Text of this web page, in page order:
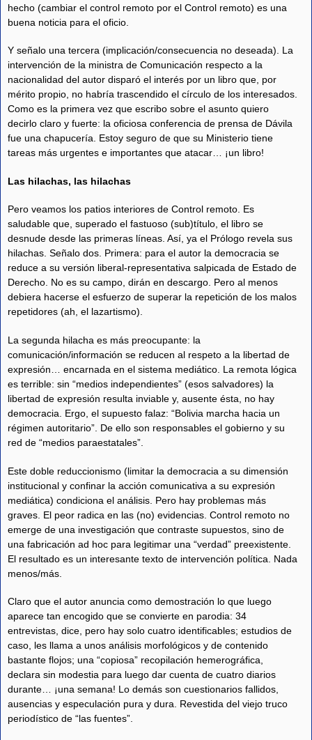
hecho (cambiar el control remoto por el Control remoto) es una
buena noticia para el oficio.
Y señalo una tercera (implicación/consecuencia no deseada). La
intervención de la ministra de Comunicación respecto a la
nacionalidad del autor disparó el interés por un libro que, por
mérito propio, no habría trascendido el círculo de los interesados.
Como es la primera vez que escribo sobre el asunto quiero
decirlo claro y fuerte: la oficiosa conferencia de prensa de Dávila
fue una chapucería. Estoy seguro de que su Ministerio tiene
tareas más urgentes e importantes que atacar… ¡un libro!
Las hilachas, las hilachas
Pero veamos los patios interiores de Control remoto. Es
saludable que, superado el fastuoso (sub)título, el libro se
desnude desde las primeras líneas. Así, ya el Prólogo revela sus
hilachas. Señalo dos. Primera: para el autor la democracia se
reduce a su versión liberal-representativa salpicada de Estado de
Derecho. No es su campo, dirán en descargo. Pero al menos
debiera hacerse el esfuerzo de superar la repetición de los malos
repetidores (ah, el lazartismo).
La segunda hilacha es más preocupante: la
comunicación/información se reducen al respeto a la libertad de
expresión… encarnada en el sistema mediático. La remota lógica
es terrible: sin “medios independientes” (esos salvadores) la
libertad de expresión resulta inviable y, ausente ésta, no hay
democracia. Ergo, el supuesto falaz: “Bolivia marcha hacia un
régimen autoritario”. De ello son responsables el gobierno y su
red de “medios paraestatales”.
Este doble reduccionismo (limitar la democracia a su dimensión
institucional y confinar la acción comunicativa a su expresión
mediática) condiciona el análisis. Pero hay problemas más
graves. El peor radica en las (no) evidencias. Control remoto no
emerge de una investigación que contraste supuestos, sino de
una fabricación ad hoc para legitimar una “verdad” preexistente.
El resultado es un interesante texto de intervención política. Nada
menos/más.
Claro que el autor anuncia como demostración lo que luego
aparece tan encogido que se convierte en parodia: 34
entrevistas, dice, pero hay solo cuatro identificables; estudios de
caso, les llama a unos análisis morfológicos y de contenido
bastante flojos; una “copiosa” recopilación hemerográfica,
declara sin modestia para luego dar cuenta de cuatro diarios
durante… ¡una semana! Lo demás son cuestionarios fallidos,
ausencias y especulación pura y dura. Revestida del viejo truco
periodístico de “las fuentes”.